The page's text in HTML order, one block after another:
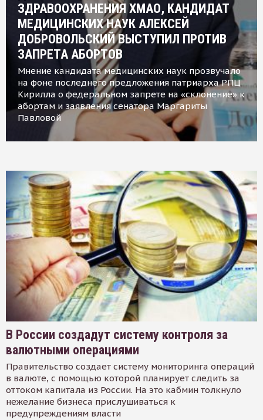
ЗДРАВООХРАНЕНИЯ ХМАО, КАНДИДАТ
МЕДИЦИНСКИХ НАУК АЛЕКСЕЙ
ДОБРОВОЛЬСКИЙ ВЫСТУПИЛ ПРОТИВ
ЗАПРЕТА АБОРТОВ
Мнение кандидата медицинских наук прозвучало
на фоне последнего предложения патриарха РПЦ
Кирилла о федеральном запрете на «склонение» к
абортам и заявления сенатора Маргариты
Павловой
В России создадут систему контроля за
валютными операциями
Правительство создает систему мониторинга операций
в валюте, с помощью которой планирует следить за
оттоком капитала из России. На это кабмин толкнуло
нежелание бизнеса прислушиваться к
предупреждениям власти